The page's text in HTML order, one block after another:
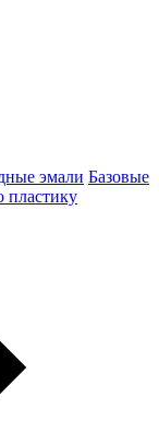
эмали Базовые
пластику